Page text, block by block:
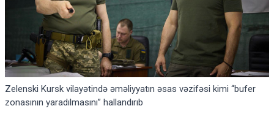
Zelenski Kursk vilayətində əməliyyatın əsas vəzifəsi kimi “bufer
zonasının yaradılmasını” hallandırıb